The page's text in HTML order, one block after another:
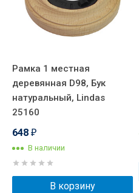
Рамка 1 местная
деревянная D98, Бук
натуральный, Lindas
25160
648 ₽
В наличии
В корзину